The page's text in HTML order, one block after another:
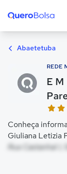
Abaetetuba
REDE
E
Conheça
Giuliana Letizia
Rua Castanhal